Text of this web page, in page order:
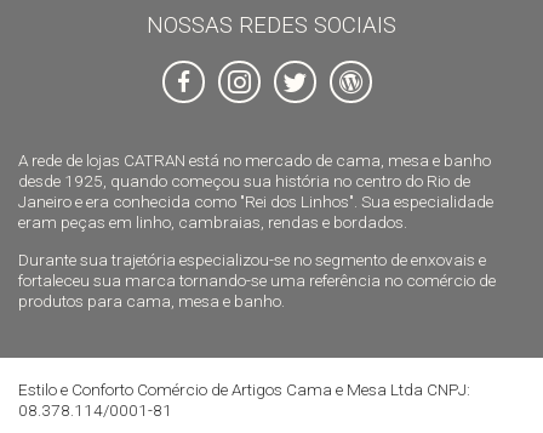
A rede de lojas CATRAN está no mercado de cama, mesa e banho
desde 1925, quando começou sua história no centro do Rio de
Janeiro e era conhecida como "Rei dos Linhos". Sua especialidade
eram peças em linho, cambraias, rendas e bordados.
Durante sua trajetória especializou-se no segmento de enxovais e
fortaleceu sua marca tornando-se uma referência no comércio de
produtos para cama, mesa e banho.
NOSSAS REDES SOCIAIS
Estilo e Conforto Comércio de Artigos Cama e Mesa Ltda CNPJ:
08.378.114/0001-81